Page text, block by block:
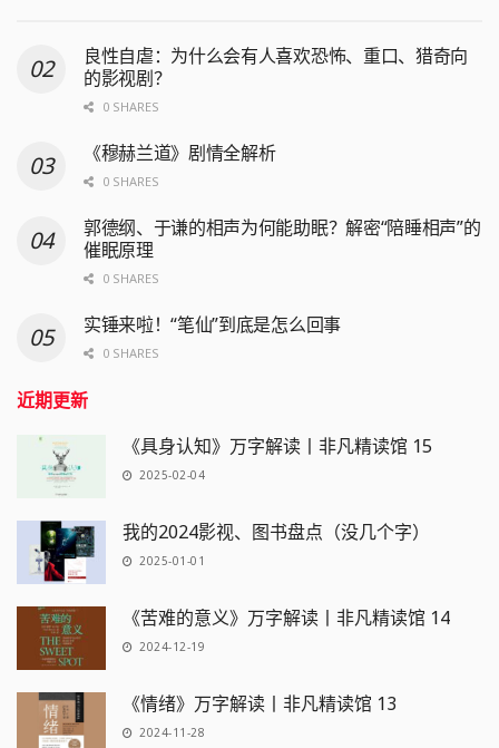
良性自虐：为什么会有人喜欢恐怖、重口、猎奇向
的影视剧？
0 SHARES
《穆赫兰道》剧情全解析
0 SHARES
郭德纲、于谦的相声为何能助眠？解密“陪睡相声”的
催眠原理
0 SHARES
实锤来啦！“笔仙”到底是怎么回事
0 SHARES
近期更新
《具身认知》万字解读丨非凡精读馆 15
2025-02-04
我的2024影视、图书盘点（没几个字）
2025-01-01
《苦难的意义》万字解读丨非凡精读馆 14
2024-12-19
《情绪》万字解读丨非凡精读馆 13
2024-11-28